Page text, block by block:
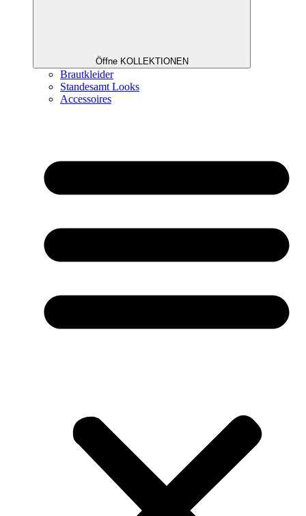
Öffne KOLLEKTIONEN
Brautkleider
Standesamt Looks
Accessoires